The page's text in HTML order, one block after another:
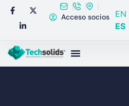
Acceso socios
EN
ES